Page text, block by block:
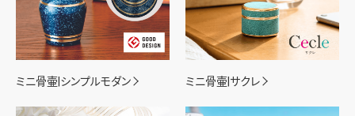
ミニ骨壷|シンプルモダン ミニ骨壷|サクレ